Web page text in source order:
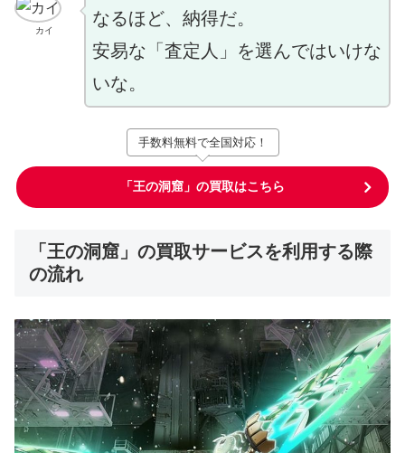
カイ
なるほど、納得だ。
安易な「査定人」を選んではいけな
いな。
手数料無料で全国対応！
「王の洞窟」の買取はこちら
「王の洞窟」の買取サービスを利用する際
の流れ